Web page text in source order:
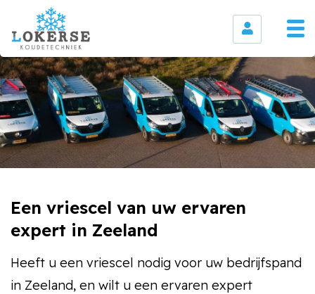
Een vriescel van uw ervaren
expert in Zeeland
Heeft u een vriescel nodig voor uw bedrijfspand
in Zeeland, en wilt u een ervaren expert